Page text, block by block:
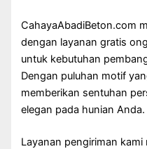
CahayaAbadiBeton.com
dengan layanan gratis
untuk kebutuhan
Dengan puluhan motif
memberikan sentuhan
elegan pada hunian Anda.
Layanan pengiriman kami